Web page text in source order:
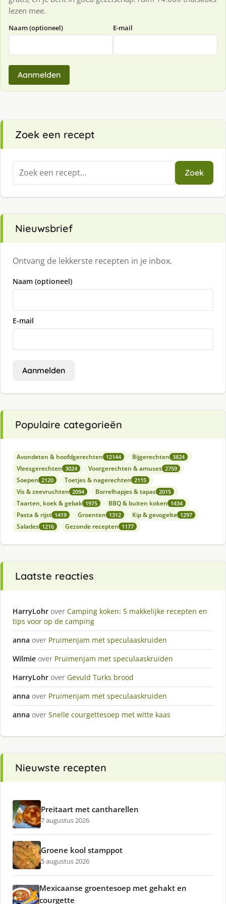
lezen mee.
Naam (optioneel) E-mail
Aanmelden
Zoek een recept
Zoeken
naar:
Zoek
Nieuwsbrief
Ontvang de lekkerste recepten in je inbox.
Naam (optioneel)
E-mail
Aanmelden
Populaire categorieën
Avondeten & hoofdgerechten 12144 Bijgerechten 3824
Vleesgerechten 3024 Voorgerechten & amuses 2759
Soepen 2120 Toetjes & nagerechten 2115
Vis & zeevruchten 2094 Borrelhapjes & tapas 2015
Taarten, koek & gebak 1975 BBQ & buiten koken 1434
Pasta & rijst 1419 Groenten 1312 Kip & gevogelte 1297
Salades 1216 Gezonde recepten 1177
Laatste reacties
HarryLohr over Camping koken: 5 makkelijke recepten en
tips voor op de camping
anna over Pruimenjam met speculaaskruiden
Wilmie over Pruimenjam met speculaaskruiden
HarryLohr over Gevuld Turks brood
anna over Pruimenjam met speculaaskruiden
anna over Snelle courgettesoep met witte kaas
Nieuwste recepten
Preitaart met cantharellen
7 augustus 2026
Groene kool stamppot
5 augustus 2026
Mexicaanse groentesoep met gehakt en
courgette